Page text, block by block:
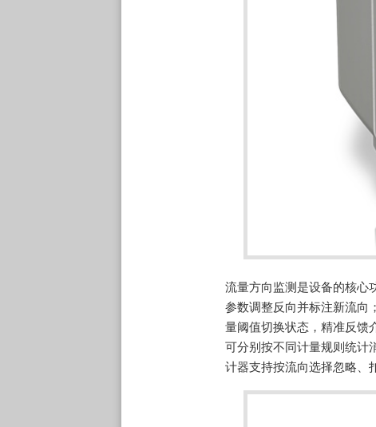
流量方向监测是设备的核心
参数调整反向并标注新流向
量阈值切换状态，精准反馈
可分别按不同计量规则统计
计器支持按流向选择忽略、